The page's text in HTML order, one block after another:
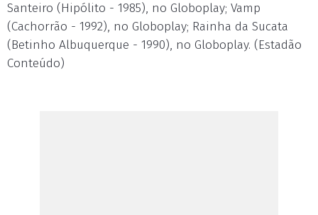
Santeiro (Hipólito - 1985), no Globoplay; Vamp
(Cachorrão - 1992), no Globoplay; Rainha da Sucata
(Betinho Albuquerque - 1990), no Globoplay. (Estadão
Conteúdo)